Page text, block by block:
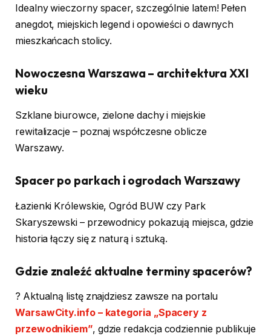
Idealny wieczorny spacer, szczególnie latem! Pełen
anegdot, miejskich legend i opowieści o dawnych
mieszkańcach stolicy.
Nowoczesna Warszawa – architektura XXI
wieku
Szklane biurowce, zielone dachy i miejskie
rewitalizacje – poznaj współczesne oblicze
Warszawy.
Spacer po parkach i ogrodach Warszawy
Łazienki Królewskie, Ogród BUW czy Park
Skaryszewski – przewodnicy pokazują miejsca, gdzie
historia łączy się z naturą i sztuką.
Gdzie znaleźć aktualne terminy spacerów?
? Aktualną listę znajdziesz zawsze na portalu
WarsawCity.info – kategoria „Spacery z
przewodnikiem”, gdzie redakcja codziennie publikuje